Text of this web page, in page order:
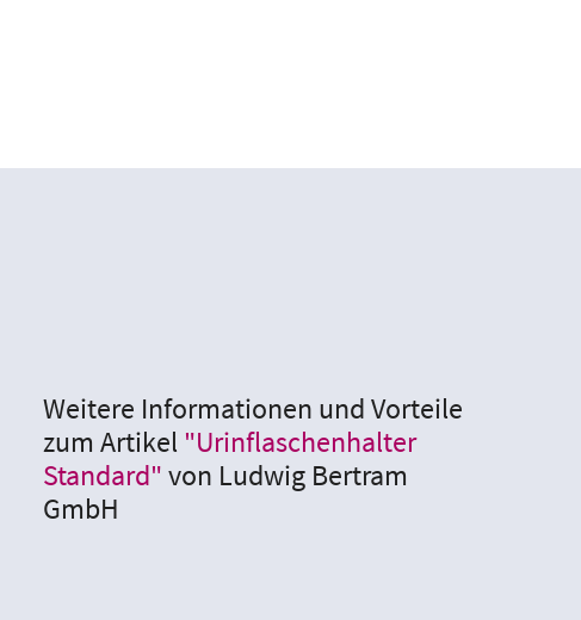
Weitere Informationen und Vorteile
zum Artikel "Urinflaschenhalter
Standard"von Ludwig Bertram
GmbH